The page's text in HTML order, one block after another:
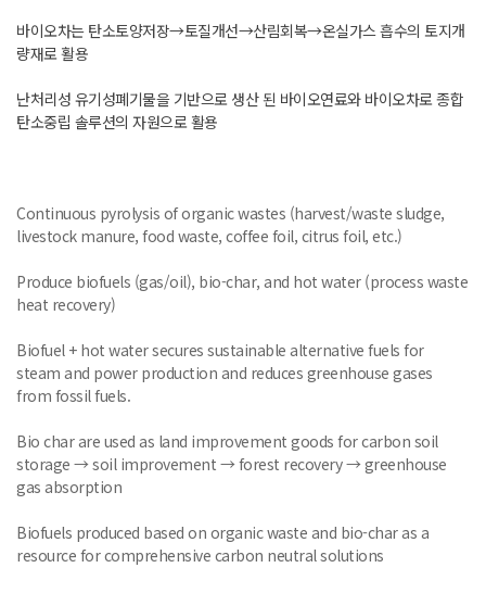
바이오차는 탄소토양저장→토질개선→산림회복→온실가스 흡수의 토지개
량재로 활용
난처리성 유기성폐기물을 기반으로 생산 된 바이오연료와 바이오차로 종합
탄소중립 솔루션의 자원으로 활용
Continuous pyrolysis of organic wastes (harvest/waste sludge,
livestock manure, food waste, coffee foil, citrus foil, etc.)
Produce biofuels (gas/oil), bio-char, and hot water (process waste
heat recovery)
Biofuel + hot water secures sustainable alternative fuels for
steam and power production and reduces greenhouse gases
from fossil fuels.
Bio char are used as land improvement goods for carbon soil
storage → soil improvement → forest recovery → greenhouse
gas absorption
Biofuels produced based on organic waste and bio-char as a
resource for comprehensive carbon neutral solutions